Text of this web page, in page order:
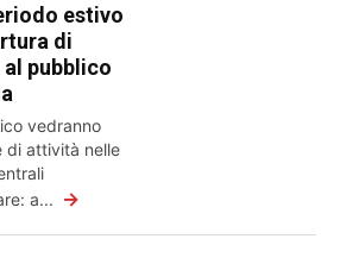
estivo
di
pubblico
vedranno
di attività nelle
a... →